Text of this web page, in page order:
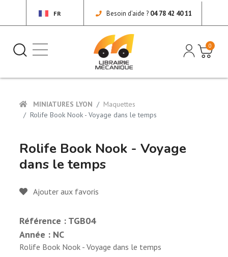
FR Besoin d’aide ? 04 78 42 40 11
0
MINIATURES LYON
Maquettes
Rolife Book Nook - Voyage dans le temps
Rolife Book Nook - Voyage
dans le temps
Ajouter aux favoris
Référence : TGB04
Année : NC
Rolife Book Nook - Voyage dans le temps